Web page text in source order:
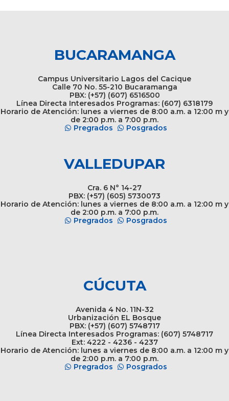
BUCARAMANGA
Campus Universitario Lagos del Cacique
Calle 70 No. 55-210 Bucaramanga
PBX: (+57) (607) 6516500
Línea Directa Interesados Programas: (607) 6318179
Horario de Atención: lunes a viernes de 8:00 a.m. a 12:00 m y
de 2:00 p.m. a 7:00 p.m.
Pregrados
Posgrados
VALLEDUPAR
Cra. 6 N° 14-27
PBX: (+57) (605) 5730073
Horario de Atención: lunes a viernes de 8:00 a.m. a 12:00 m y
de 2:00 p.m. a 7:00 p.m.
Pregrados
Posgrados
CÚCUTA
Avenida 4 No. 11N-32
Urbanización EL Bosque
PBX: (+57) (607) 5748717
Línea Directa Interesados Programas: (607) 5748717
Ext: 4222 - 4236 - 4237
Horario de Atención: lunes a viernes de 8:00 a.m. a 12:00 m y
de 2:00 p.m. a 7:00 p.m.
Pregrados
Posgrados